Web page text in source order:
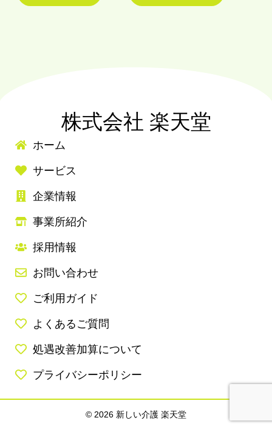
株式会社 楽天堂
ホーム
サービス
企業情報
事業所紹介
採用情報
お問い合わせ
ご利用ガイド
よくあるご質問
処遇改善加算について
プライバシーポリシー
© 2026 新しい介護 楽天堂